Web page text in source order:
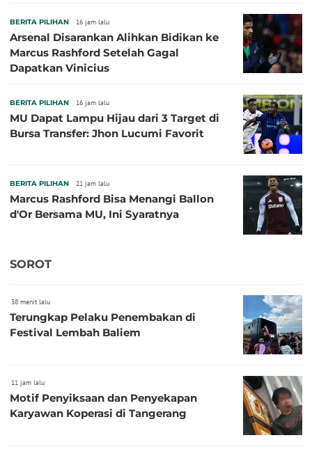
BERITA PILIHAN 16 jam lalu
Arsenal Disarankan Alihkan Bidikan ke
Marcus Rashford Setelah Gagal
Dapatkan Vinicius
BERITA PILIHAN 16 jam lalu
MU Dapat Lampu Hijau dari 3 Target di
Bursa Transfer: Jhon Lucumi Favorit
BERITA PILIHAN 21 jam lalu
Marcus Rashford Bisa Menangi Ballon
d'Or Bersama MU, Ini Syaratnya
SOROT
38 menit lalu
Terungkap Pelaku Penembakan di
Festival Lembah Baliem
11 jam lalu
Motif Penyiksaan dan Penyekapan
Karyawan Koperasi di Tangerang